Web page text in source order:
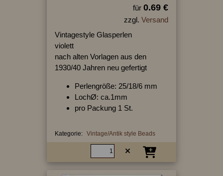
für 0.69 €
zzgl. Versand
Vintagestyle Glasperlen
violett
nach alten Vorlagen aus den
1930/40 Jahren neu gefertigt
Perlengröße: 25/18/6 mm
LochØ: ca.1mm
pro Packung 1 St.
Kategorie: Vintage/Antik style Beads